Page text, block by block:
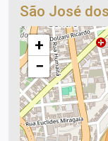
São José
+
−